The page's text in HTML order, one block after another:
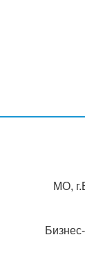
МО,